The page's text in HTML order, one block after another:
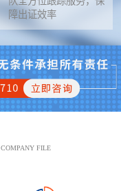
障出证效率
COMPANY FILE